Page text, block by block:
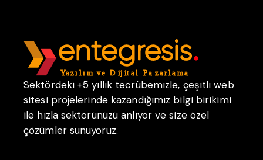
Sektördeki +5 yıllık tecrübemizle, çeşitli web
sitesi projelerinde kazandığımız bilgi birikimi
ile hızla sektörünüzü anlıyor ve size özel
çözümler sunuyoruz.